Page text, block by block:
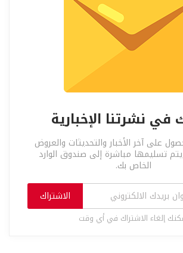
في نشرتنا الإخبارية
على آخر الأخبار والتحديثات والعروض
تسليمها مباشرة إلى صندوق الوارد
الخاص بك.
الاشتراك
إلغاء الاشتراك في أي وقت